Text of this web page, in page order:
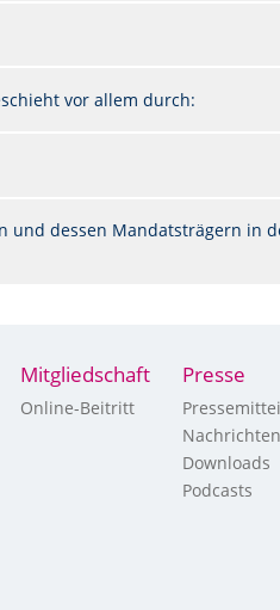
vor allem durch:
und dessen Mandatsträgern in
Mitgliedschaft
Online-Beitritt
Presse
Nachrichten
Downloads
Podcasts